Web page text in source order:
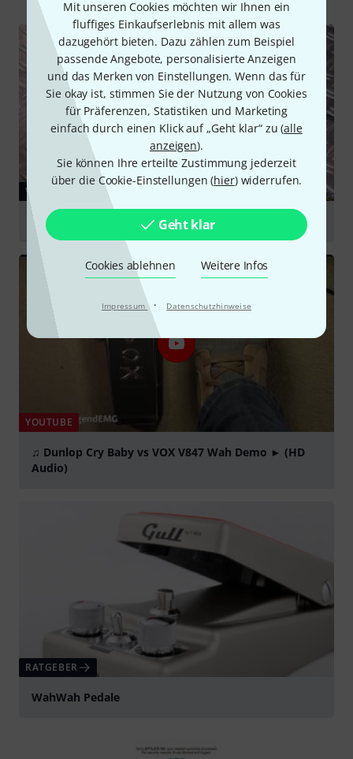
Mit unseren Cookies möchten wir Ihnen ein
fluffiges Einkaufserlebnis mit allem was
dazugehört bieten. Dazu zählen zum Beispiel
passende Angebote, personalisierte Anzeigen
und das Merken von Einstellungen. Wenn das für
Sie okay ist, stimmen Sie der Nutzung von Cookies
für Präferenzen, Statistiken und Marketing
einfach durch einen Klick auf „Geht klar“ zu (alle
anzeigen).
Sie können Ihre erteilte Zustimmung jederzeit
über die Cookie-Einstellungen (hier) widerrufen.
Geht klar
Cookies ablehnen Weitere Infos
Impressum · Datenschutzhinweise
VIDEO
Vox VX V847A Wah-Wah Pedal
YOUTUBE
♫ Dunlop Cry Baby vs VOX V847 Wah Demo ► (HD
Audio)
RATGEBER
WahWah Pedale